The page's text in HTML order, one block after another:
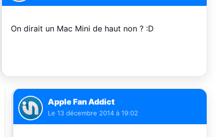
On dirait un Mac Mini de haut non ? :D
Apple Fan Addict
Le 13 décembre 2014 à 19:02